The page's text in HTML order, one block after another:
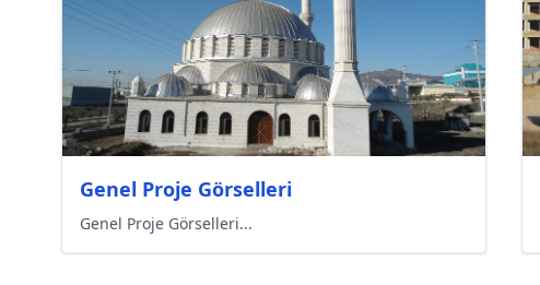
Genel Proje Görselleri
Genel Proje Görselleri...